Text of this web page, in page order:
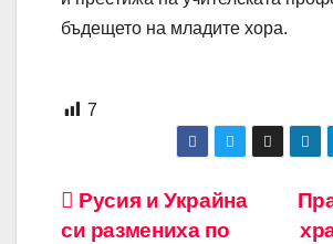
бъдещето на младите хора.
7
Навигация
Русия и Украйна
си размениха по